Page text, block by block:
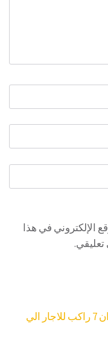
الإلكتروني في هذا
تعليقي.
اتش وان 7 راكب للاجار الي